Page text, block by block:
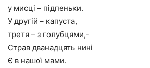
у мисці – підпеньки.
У другій – капуста,
третя – з голубцями,-
Страв дванадцять нині
Є в нашої мами.